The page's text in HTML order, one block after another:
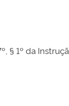
§ 1º da